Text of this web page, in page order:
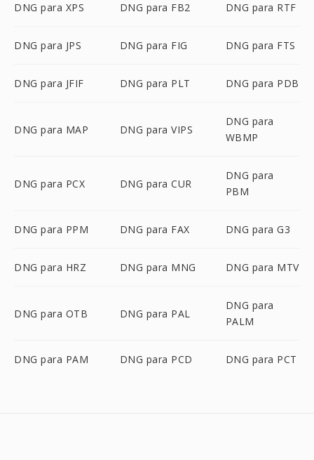
DNG para XPS DNG para FB2 DNG para RTF
DNG para JPS DNG para FIG DNG para FTS
DNG para JFIF DNG para PLT DNG para PDB
DNG para MAP DNG para VIPS
DNG para
WBMP
DNG para PCX DNG para CUR
DNG para
PBM
DNG para PPM DNG para FAX DNG para G3
DNG para HRZ DNG para MNG DNG para MTV
DNG para OTB DNG para PAL
DNG para
PALM
DNG para PAM DNG para PCD DNG para PCT